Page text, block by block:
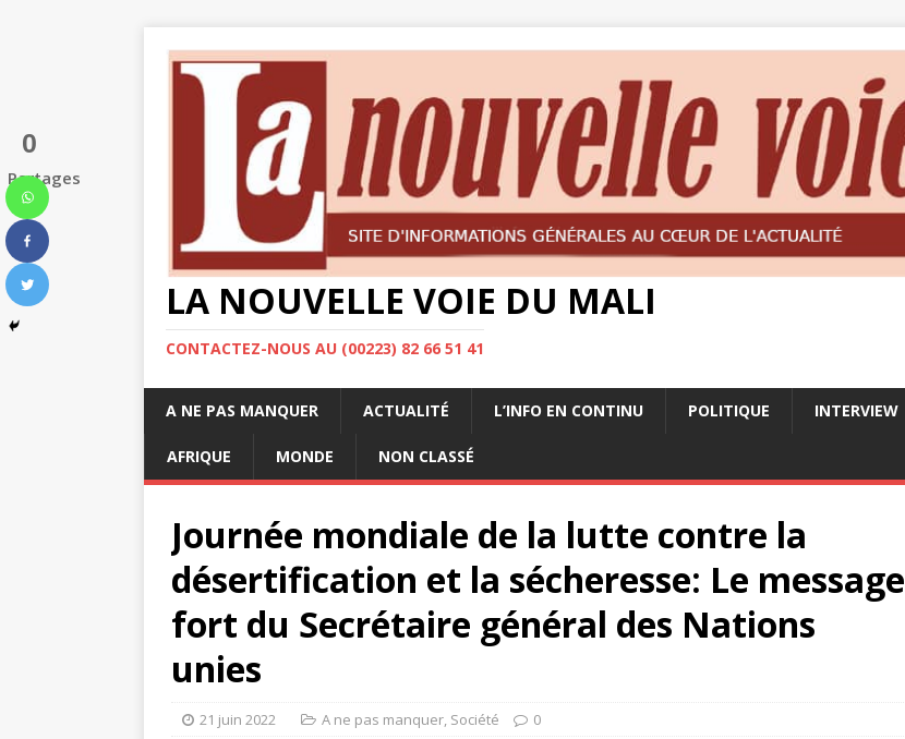
LA NOUVELLE VOIE DU MALI
CONTACTEZ-NOUS AU (00223) 82 66 51 41
A NE PAS MANQUER ACTUALITÉ L’INFO EN CONTINU POLITIQUE INTERVIEW
AFRIQUE MONDE NON CLASSÉ
Journée mondiale de la lutte contre la
désertification et la sécheresse: Le message
fort du Secrétaire général des Nations
unies
21 juin 2022 A ne pas manquer, Société 0
0
Partages